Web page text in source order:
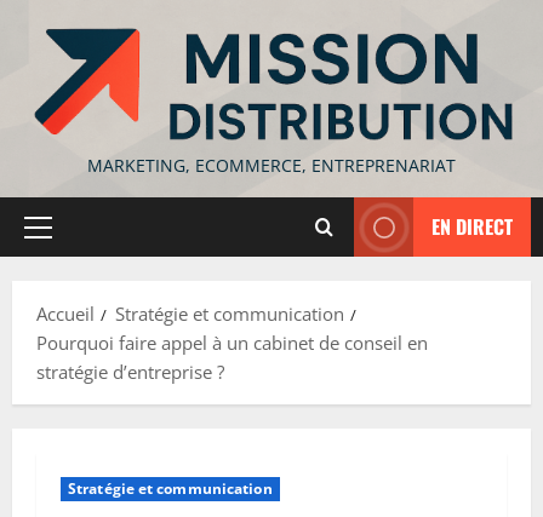
contenu
MARKETING, ECOMMERCE, ENTREPRENARIAT
Menu
EN DIRECT
Accueil
Stratégie et communication
Pourquoi faire appel à un cabinet de conseil en
stratégie d’entreprise ?
Stratégie et communication